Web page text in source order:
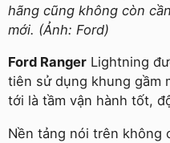
hãng cũng không còn
mới. (Ảnh: Ford)
Ford Ranger Lightning
tiên sử dụng khung gầm
tới là tầm vận hành tốt,
Nền tảng nói trên không